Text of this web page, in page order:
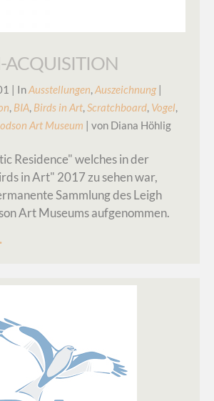
ACQUISITION
| InAusstellungen,Auszeichnung |
, BIA, Birds in Art,Scratchboard, Vogel,
Art Museum | von Diana Höhlig
Residence" welches in der
in Art" 2017 zu sehen war,
Sammlung des Leigh
Art Museums aufgenommen.